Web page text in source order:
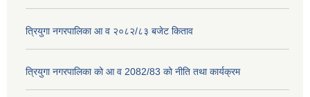
त्रियुगा नगरपालिका आ व २०८२/८३ बजेट किताव
त्रियुगा नगरपालिका को आ व 2082/83 को नीति तथा कार्यक्रम